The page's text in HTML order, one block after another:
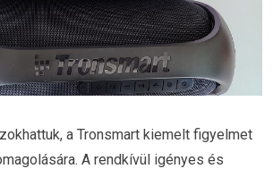
a Tronsmart kiemelt figyelmet
A rendkívül igényes és